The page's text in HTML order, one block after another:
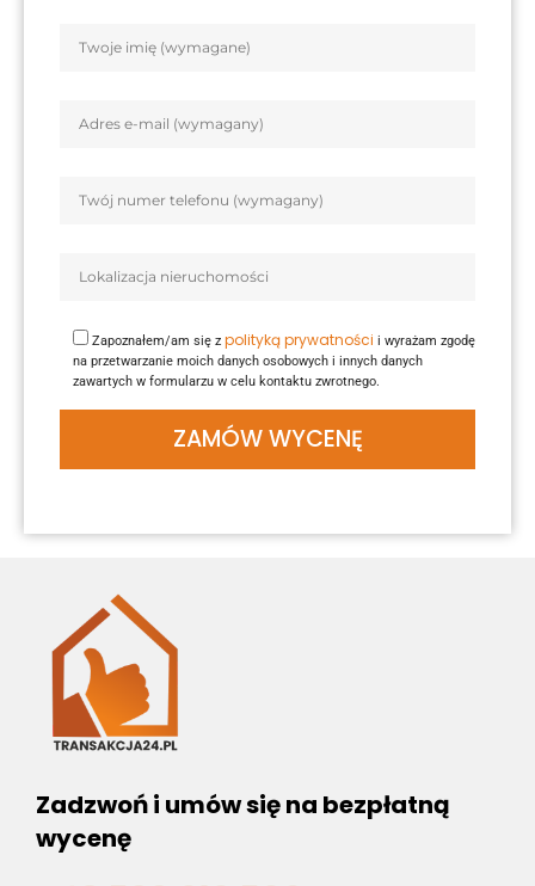
Zapoznałem/am się z polityką prywatności i wyrażam zgodę
na przetwarzanie moich danych osobowych i innych danych
zawartych w formularzu w celu kontaktu zwrotnego.
Zadzwoń i umów się na bezpłatną
wycenę